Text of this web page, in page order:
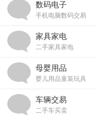
数码电子
手机电脑数码交易
家具家电
二手家具家电
母婴用品
婴儿用品童装玩具
车辆交易
二手车买卖